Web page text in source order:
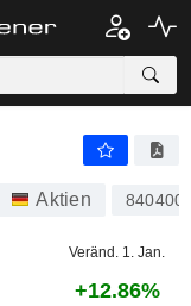
Aktien 840400
Veränd. 1. Jan.
+12.86%